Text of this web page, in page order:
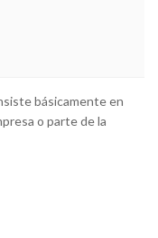
básicamente en
o parte de la